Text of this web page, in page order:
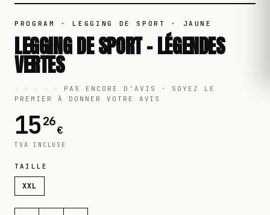
PROGRAM · LEGGING DE SPORT · JAUNE
LEGGING DE SPORT - LÉGENDES
VERTES
PAS ENCORE D'AVIS · SOYEZ LE
PREMIER À DONNER VOTRE AVIS
1526
€
TVA INCLUSE
TAILLE
XXL